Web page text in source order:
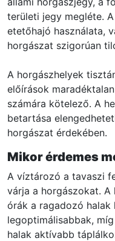
területi jegy megléte.
etetőhajó használata,
horgászat szigorúan
A horgászhelyek
előírások
számára kötelező. A
betartása
horgászat érdekében.
Mikor érdemes
A víztározó a tavaszi
várja a horgászokat.
órák a ragadozó halak
legoptimálisabbak,
halak aktívabb